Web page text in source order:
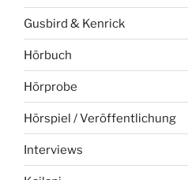
Gusbird & Kenrick
Hörbuch
Hörprobe
Hörspiel / Veröffentlichung
Interviews